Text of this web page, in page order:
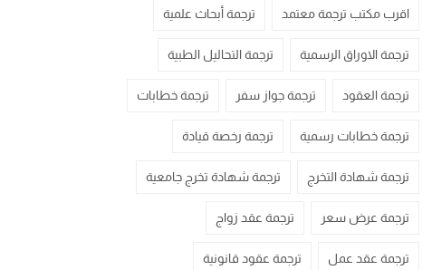
اقرب مكتب ترجمة معتمد ترجمة أبحاث علمية
ترجمة الاوراق الرسمية ترجمة التحاليل الطبية
ترجمة العقود ترجمة جواز سفر ترجمة خطابات
ترجمة خطابات رسمية ترجمة رخصة قيادة
ترجمة شهادة التخرج ترجمة شهادة تخرج جامعية
ترجمة عرض سعر ترجمة عقد زواج
ترجمة عقد عمل ترجمة عقود قانونية